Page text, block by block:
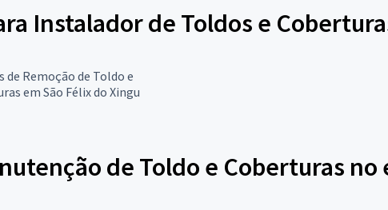
Instalador de Toldos e
de Remoção de Toldo e
em São Félix do Xingu
de Toldo e Coberturas no